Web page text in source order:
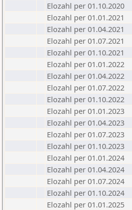
Elozahl per 01.10.2020
Elozahl per 01.01.2021
Elozahl per 01.04.2021
Elozahl per 01.07.2021
Elozahl per 01.10.2021
Elozahl per 01.01.2022
Elozahl per 01.04.2022
Elozahl per 01.07.2022
Elozahl per 01.10.2022
Elozahl per 01.01.2023
Elozahl per 01.04.2023
Elozahl per 01.07.2023
Elozahl per 01.10.2023
Elozahl per 01.01.2024
Elozahl per 01.04.2024
Elozahl per 01.07.2024
Elozahl per 01.10.2024
Elozahl per 01.01.2025